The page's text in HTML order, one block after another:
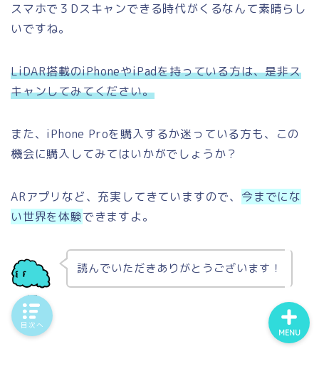
スマホで３Dスキャンできる時代がくるなんて素晴らし
いですね。
LiDAR搭載のiPhoneやiPadを持っている方は、是非ス
キャンしてみてください。
また、iPhone Proを購入するか迷っている方も、この
機会に購入してみてはいかがでしょうか？
ARアプリなど、充実してきていますので、 今までにな
い世界を体験できますよ。
もこ
読んでいただきありがとうございます！
MENU
プロフィール
問い合わせ
目次へ